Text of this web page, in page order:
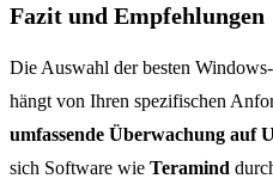
Fazit und Empfehlungen
Die Auswahl der besten
hängt von Ihren spezifischen
umfassende Überwachung auf
sich Software wie Teramind